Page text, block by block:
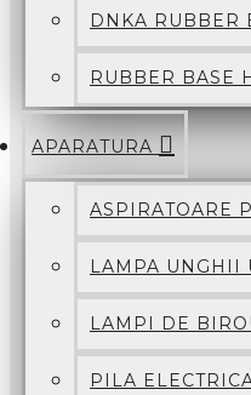
DNKA RUBBER
RUBBER BASE
APARATURA
ASPIRATOARE
LAMPA UNGHII
LAMPI DE
PILA